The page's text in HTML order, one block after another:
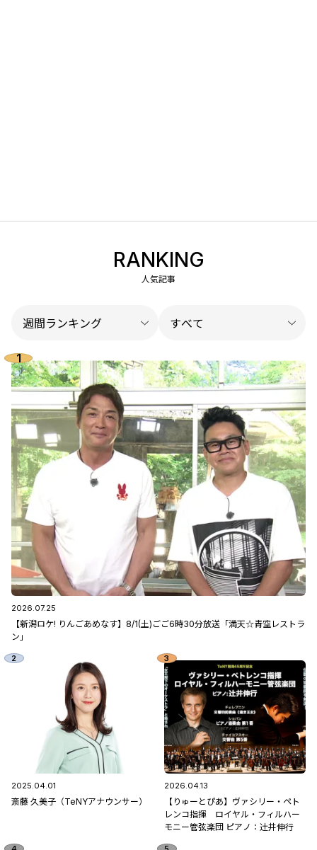
RANKING
人気記事
2026.07.25
【新潟ロケ! りんごあめなす】8/1(土)ごご6時30分放送「満天☆青空レストラ
ン」
2025.04.01
斎藤 久美子（TeNYアナウンサー）
2026.04.13
【りゅーとぴあ】ヴァシリー・ペト
レンコ指揮 ロイヤル・フィルハー
モニー管弦楽団 ピアノ：辻󠄀井伸行